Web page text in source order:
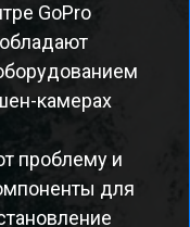
GoPro
камерах
проблему и
для